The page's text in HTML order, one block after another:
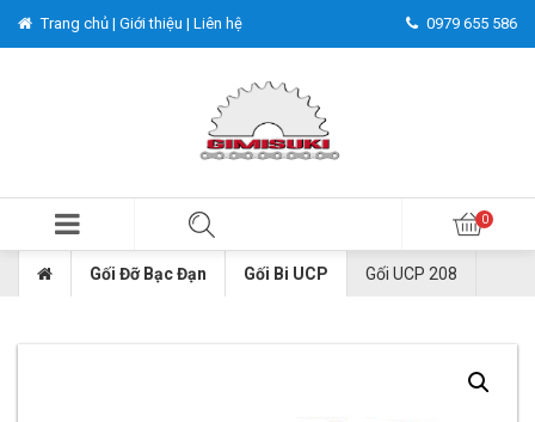
Trang chủ | Giới thiệu | Liên hệ 0979 655 586
Gối Đỡ Bạc Đạn Gối Bi UCP Gối UCP 208